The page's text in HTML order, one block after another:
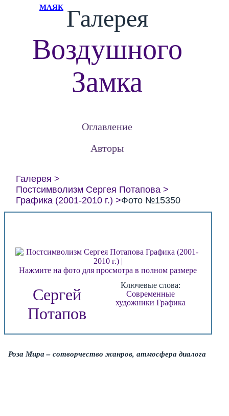
МАЯК Галерея
Воздушного
Замка
Оглавление
Авторы
Галерея
Постсимволизм Сергея Потапова
Графика (2001-2010 г.)
Фото №15350
Нажмите на фото для просмотра в полном размере
Сергей
Потапов
Ключевые слова:
Современные
художники Графика
Роза Мира – сотворчество жанров, атмосфера диалога